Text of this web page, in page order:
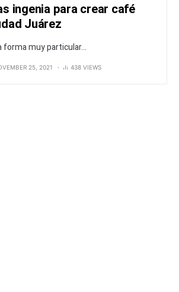
ingenia para crear café
Juárez
forma muy particular...
25, 2021 438 VIEWS